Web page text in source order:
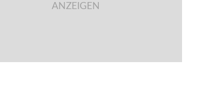
ANZEIGEN